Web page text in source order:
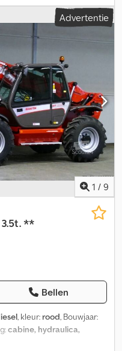
100 %,
, leeggewicht:
overig
3e ventiel, airconditioning,
Advertentie
1 / 9
3.5t. **
Bellen
, kleur: rood, Bouwjaar:
cabine, hydraulica,
telescopische